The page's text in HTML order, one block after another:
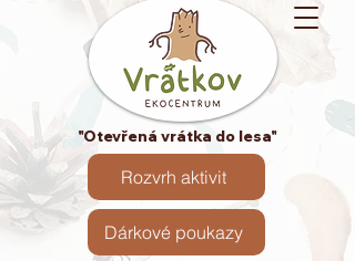
"Otevřená vrátka do lesa"
Dárkové poukazy
Rozvrh aktivit